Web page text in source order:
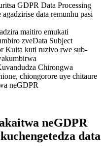
GDPR Data Processing
data remunhu pasi
maitiro emukati
zveData Subject
Kuita kuti ruzivo rwe sub-
Chirongwa
chiongorore uye chitaure
neGDPR
neGDPR
data